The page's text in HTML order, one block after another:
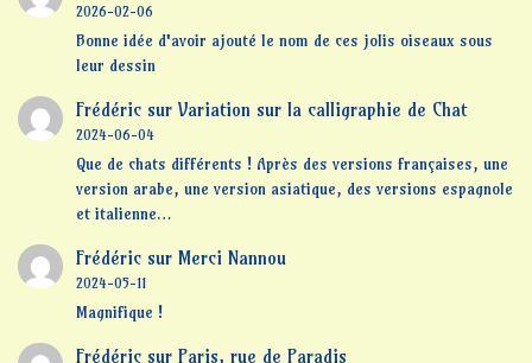
2026-02-06
Bonne idée d'avoir ajouté le nom de ces jolis oiseaux sous
leur dessin
Frédéricsur Variation sur la calligraphie de Chat
2024-06-04
Que de chats différents ! Après des versions françaises, une
version arabe, une version asiatique, des versions espagnole
et italienne…
Frédéricsur Merci Nannou
2024-05-11
Magnifique !
Frédéricsur Paris, rue de Paradis